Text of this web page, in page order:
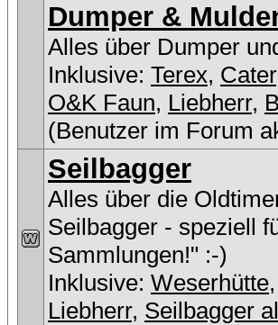
Dumper &
Alles über Dumper
Inklusive: Terex,
O&K Faun, Liebherr,
(Benutzer im Forum
Seilbagger
Alles über die
Seilbagger - speziell
Sammlungen!" :-)
Inklusive: Weserhütte,
Liebherr, Seilbagger